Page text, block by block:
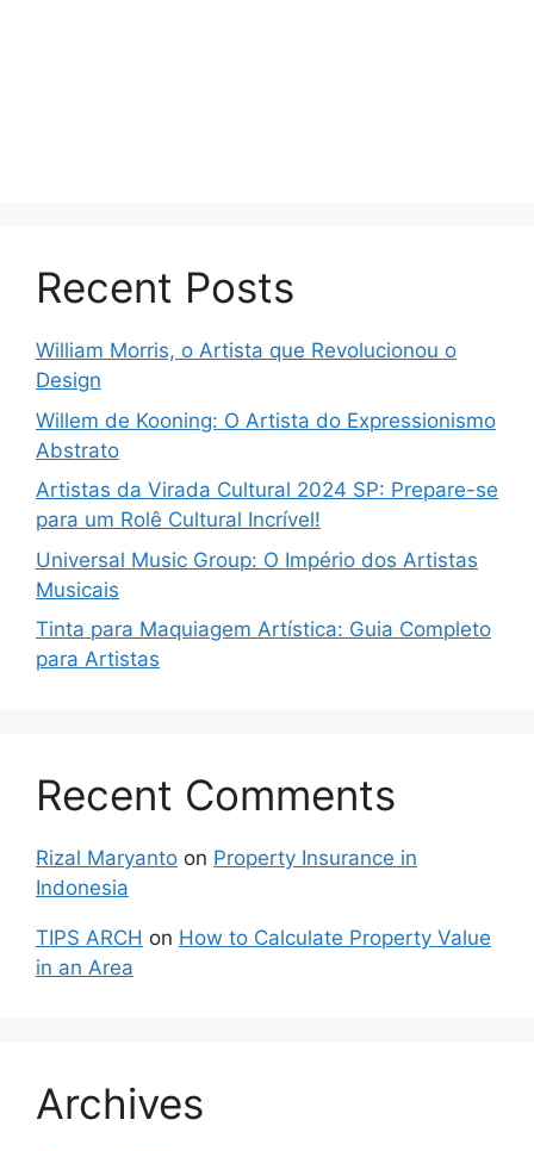
Recent Posts
William Morris, o Artista que Revolucionou o
Design
Willem de Kooning: O Artista do Expressionismo
Abstrato
Artistas da Virada Cultural 2024 SP: Prepare-se
para um Rolê Cultural Incrível!
Universal Music Group: O Império dos Artistas
Musicais
Tinta para Maquiagem Artística: Guia Completo
para Artistas
Recent Comments
Rizal Maryanto on Property Insurance in
Indonesia
TIPS ARCH on How to Calculate Property Value
in an Area
Archives